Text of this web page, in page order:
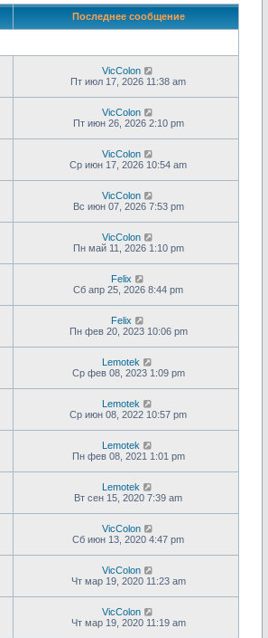
Последнее сообщение
VicColon
Пт июл 17, 2026 11:38 am
VicColon
Пт июн 26, 2026 2:10 pm
VicColon
Ср июн 17, 2026 10:54 am
VicColon
Вс июн 07, 2026 7:53 pm
VicColon
Пн май 11, 2026 1:10 pm
Felix
Сб апр 25, 2026 8:44 pm
Felix
Пн фев 20, 2023 10:06 pm
Lemotek
Ср фев 08, 2023 1:09 pm
Lemotek
Ср июн 08, 2022 10:57 pm
Lemotek
Пн фев 08, 2021 1:01 pm
Lemotek
Вт сен 15, 2020 7:39 am
VicColon
Сб июн 13, 2020 4:47 pm
VicColon
Чт мар 19, 2020 11:23 am
VicColon
Чт мар 19, 2020 11:19 am